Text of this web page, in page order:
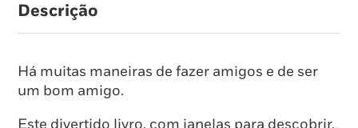
Descrição
Há muitas maneiras de fazer amigos e de ser
um bom amigo.
Este divertido livro, com janelas para descobrir,